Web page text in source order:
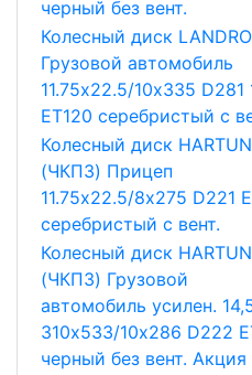
черный без вент.
Колесный диск
Грузовой автомобиль
11.75х22.5/10х335
ET120 серебристый с
Колесный диск
(ЧКПЗ) Прицеп
11.75х22.5/8х275 D221
серебристый с вент.
Колесный диск
(ЧКПЗ) Грузовой
автомобиль усилен.
310х533/10х286 D222
черный без вент. Акция